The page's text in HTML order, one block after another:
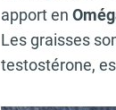
apport en
Les graisses
testostérone,